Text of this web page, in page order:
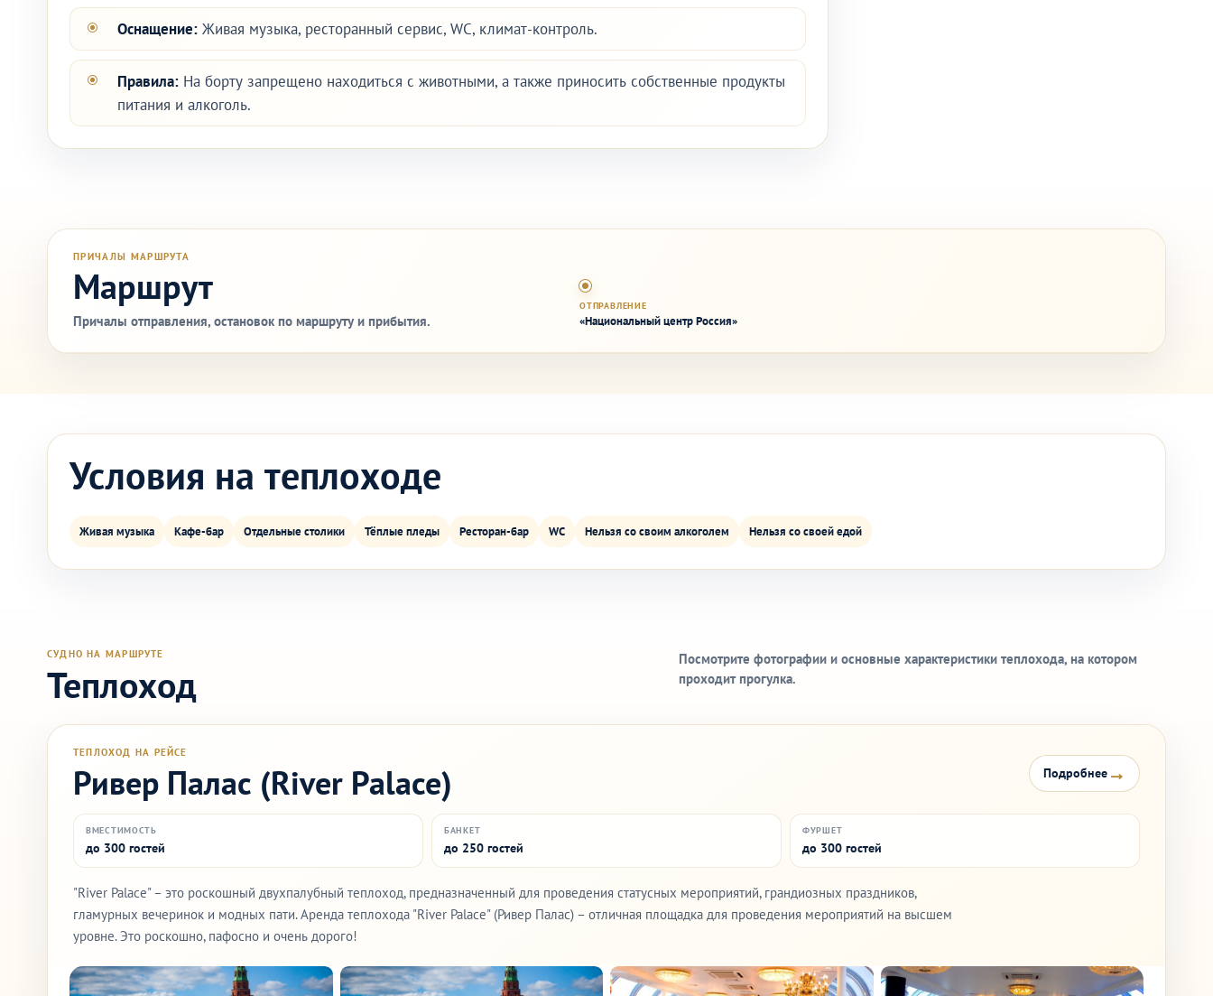
Оснащение: Живая музыка, ресторанный сервис, WC, климат-контроль.
Правила: На борту запрещено находиться с животными, а также приносить собственные продукты
питания и алкоголь.
ПРИЧАЛЫ МАРШРУТА
Маршрут
Причалы отправления, остановок по маршруту и прибытия.
ОТПРАВЛЕНИЕ
«Национальный центр Россия»
Условия на теплоходе
Живая музыка Кафе-бар Отдельные столики Тёплые пледы Ресторан-бар WC Нельзя со своим алкоголем Нельзя со своей едой
СУДНО НА МАРШРУТЕ
Теплоход
Посмотрите фотографии и основные характеристики теплохода, на котором
проходит прогулка.
ТЕПЛОХОД НА РЕЙСЕ
Ривер Палас (River Palace) Подробнее →
ВМЕСТИМОСТЬ
до 300 гостей
БАНКЕТ
до 250 гостей
ФУРШЕТ
до 300 гостей
"River Palace" – это роскошный двухпалубный теплоход, предназначенный для проведения статусных мероприятий, грандиозных праздников,
гламурных вечеринок и модных пати. Аренда теплохода "River Palace" (Ривер Палас) – отличная площадка для проведения мероприятий на высшем
уровне. Это роскошно, пафосно и очень дорого!